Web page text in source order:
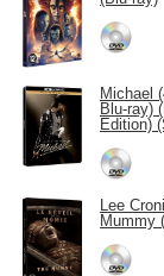
Michael
Blu-ray)
Edition)
Lee
Mummy